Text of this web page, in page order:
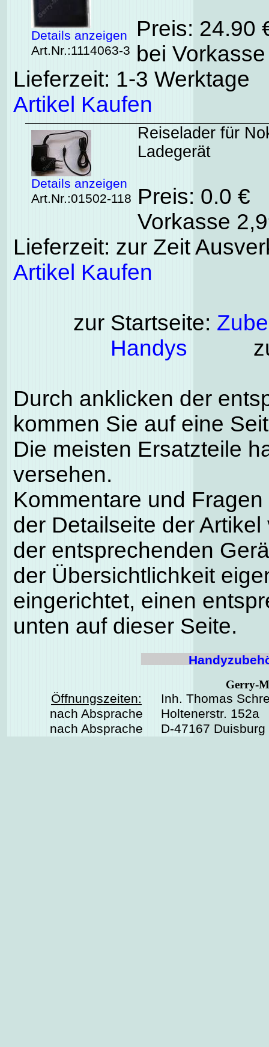
Details anzeigen
Art.Nr.:1114063-3
Preis: 24.90
bei
Lieferzeit: 1-3 Werktage
Artikel Kaufen
Details anzeigen
Art.Nr.:01502-118
Reiselader für
Ladegerät
Preis: 0.0 €
Vorkasse
Lieferzeit: zur Zeit
Artikel Kaufen
zur Startseite:
Handys
Durch anklicken der
kommen Sie auf eine
Die meisten Ersatzteile
versehen.
Kommentare und
der Detailseite der
der entsprechenden
der Übersichtlichkeit
eingerichtet, einen
unten auf dieser Seite.
Gerry-
Öffnungszeiten:
Inh. Thomas
nach Absprache
Holtenerstr. 152a
nach Absprache
D-47167 Duisburg